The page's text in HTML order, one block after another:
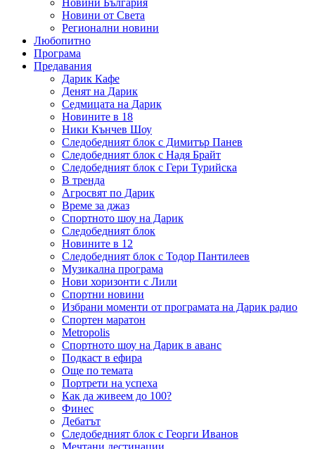
Новини България
Новини от Света
Регионални новини
Любопитно
Програма
Предавания
Дарик Кафе
Денят на Дарик
Седмицата на Дарик
Новините в 18
Ники Кънчев Шоу
Следобедният блок с Димитър Панев
Следобедният блок с Надя Брайт
Следобедният блок с Гери Турийска
В тренда
Агросвят по Дарик
Време за джаз
Спортното шоу на Дарик
Следобедният блок
Новините в 12
Следобедният блок с Тодор Пантилеев
Музикална програма
Нови хоризонти с Лили
Спортни новини
Избрани моменти от програмата на Дарик радио
Спортен маратон
Metropolis
Спортното шоу на Дарик в аванс
Подкаст в ефира
Още по темата
Портрети на успеха
Как да живеем до 100?
Финес
Дебатът
Следобедният блок с Георги Иванов
Мечтани дестинации